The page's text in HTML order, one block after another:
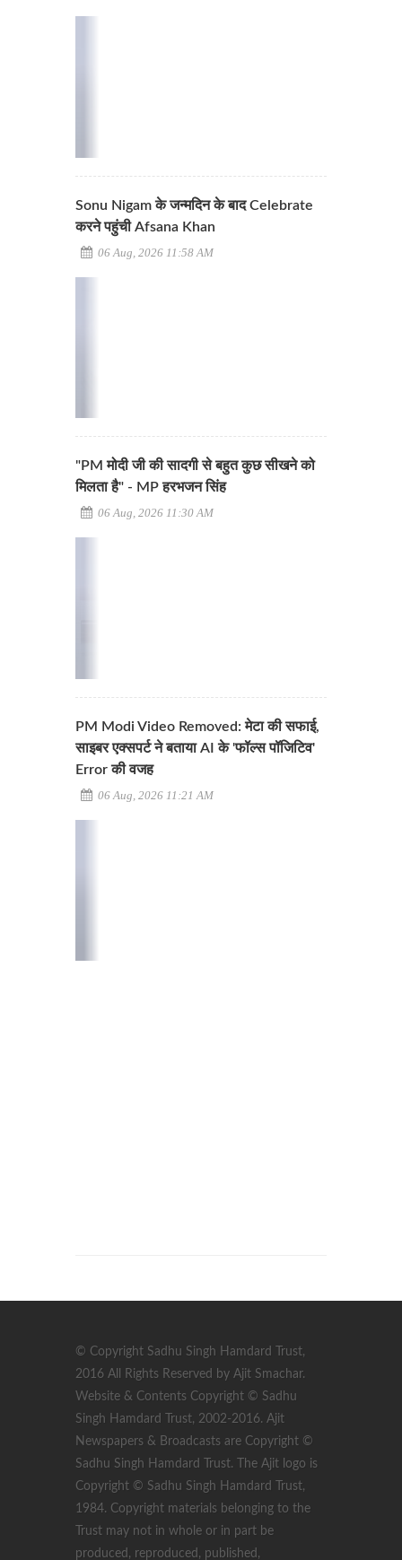
Sonu Nigam के जन्मदिन के बाद Celebrate
करने पहुंची Afsana Khan
06 Aug, 2026 11:58 AM
"PM मोदी जी की सादगी से बहुत कुछ सीखने को
मिलता है" - MP हरभजन सिंह
06 Aug, 2026 11:30 AM
PM Modi Video Removed: मेटा की सफाई,
साइबर एक्सपर्ट ने बताया AI के 'फॉल्स पॉजिटिव'
Error की वजह
06 Aug, 2026 11:21 AM
© Copyright Sadhu Singh Hamdard Trust,
2016 All Rights Reserved by Ajit Smachar.
Website & Contents Copyright © Sadhu
Singh Hamdard Trust, 2002-2016. Ajit
Newspapers & Broadcasts are Copyright ©
Sadhu Singh Hamdard Trust. The Ajit logo is
Copyright © Sadhu Singh Hamdard Trust,
1984. Copyright materials belonging to the
Trust may not in whole or in part be
produced, reproduced, published,